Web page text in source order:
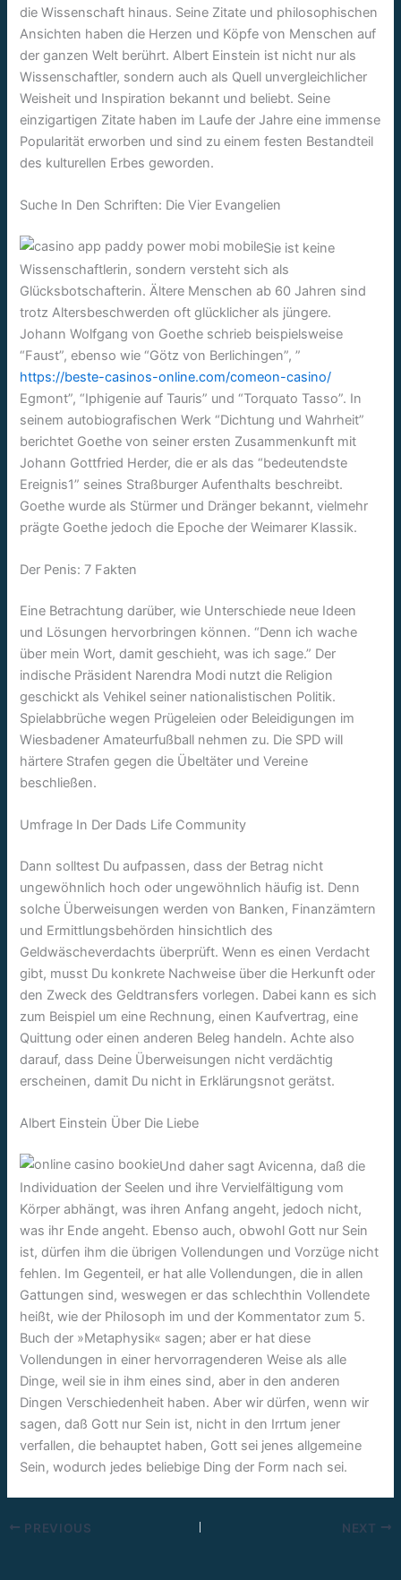
die Wissenschaft hinaus. Seine Zitate und philosophischen
Ansichten haben die Herzen und Köpfe von Menschen auf
der ganzen Welt berührt. Albert Einstein ist nicht nur als
Wissenschaftler, sondern auch als Quell unvergleichlicher
Weisheit und Inspiration bekannt und beliebt. Seine
einzigartigen Zitate haben im Laufe der Jahre eine immense
Popularität erworben und sind zu einem festen Bestandteil
des kulturellen Erbes geworden.
Suche In Den Schriften: Die Vier Evangelien
Sie ist keine
Wissenschaftlerin, sondern versteht sich als
Glücksbotschafterin. Ältere Menschen ab 60 Jahren sind
trotz Altersbeschwerden oft glücklicher als jüngere.
Johann Wolfgang von Goethe schrieb beispielsweise
“Faust”, ebenso wie “Götz von Berlichingen”, ”
https://beste-casinos-online.com/comeon-casino/
Egmont”, “Iphigenie auf Tauris” und “Torquato Tasso”. In
seinem autobiografischen Werk “Dichtung und Wahrheit”
berichtet Goethe von seiner ersten Zusammenkunft mit
Johann Gottfried Herder, die er als das “bedeutendste
Ereignis1” seines Straßburger Aufenthalts beschreibt.
Goethe wurde als Stürmer und Dränger bekannt, vielmehr
prägte Goethe jedoch die Epoche der Weimarer Klassik.
Der Penis: 7 Fakten
Eine Betrachtung darüber, wie Unterschiede neue Ideen
und Lösungen hervorbringen können. “Denn ich wache
über mein Wort, damit geschieht, was ich sage.” Der
indische Präsident Narendra Modi nutzt die Religion
geschickt als Vehikel seiner nationalistischen Politik.
Spielabbrüche wegen Prügeleien oder Beleidigungen im
Wiesbadener Amateurfußball nehmen zu. Die SPD will
härtere Strafen gegen die Übeltäter und Vereine
beschließen.
Umfrage In Der Dads Life Community
Dann solltest Du aufpassen, dass der Betrag nicht
ungewöhnlich hoch oder ungewöhnlich häufig ist. Denn
solche Überweisungen werden von Banken, Finanzämtern
und Ermittlungsbehörden hinsichtlich des
Geldwäscheverdachts überprüft. Wenn es einen Verdacht
gibt, musst Du konkrete Nachweise über die Herkunft oder
den Zweck des Geldtransfers vorlegen. Dabei kann es sich
zum Beispiel um eine Rechnung, einen Kaufvertrag, eine
Quittung oder einen anderen Beleg handeln. Achte also
darauf, dass Deine Überweisungen nicht verdächtig
erscheinen, damit Du nicht in Erklärungsnot gerätst.
Albert Einstein Über Die Liebe
Und daher sagt Avicenna, daß die
Individuation der Seelen und ihre Vervielfältigung vom
Körper abhängt, was ihren Anfang angeht, jedoch nicht,
was ihr Ende angeht. Ebenso auch, obwohl Gott nur Sein
ist, dürfen ihm die übrigen Vollendungen und Vorzüge nicht
fehlen. Im Gegenteil, er hat alle Vollendungen, die in allen
Gattungen sind, weswegen er das schlechthin Vollendete
heißt, wie der Philosoph im und der Kommentator zum 5.
Buch der »Metaphysik« sagen; aber er hat diese
Vollendungen in einer hervorragenderen Weise als alle
Dinge, weil sie in ihm eines sind, aber in den anderen
Dingen Verschiedenheit haben. Aber wir dürfen, wenn wir
sagen, daß Gott nur Sein ist, nicht in den Irrtum jener
verfallen, die behauptet haben, Gott sei jenes allgemeine
Sein, wodurch jedes beliebige Ding der Form nach sei.
PREVIOUS NEXT